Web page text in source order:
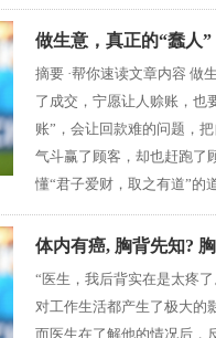
做生意，真正的“蠢人
摘要 ·帮你速读文章内容 做
了成交，宁愿让人赊账，也
账”，会让回款难的问题，
气斗赢了顾客，却也赶跑了
懂“君子爱财，取之有道”的
体内有癌, 胸背先知?
“医生，我后背实在是太疼
对工作生活都产生了极大的
而医生在了解他的情况后，